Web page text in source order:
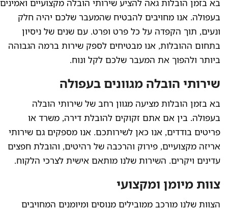
בא בזמן הובלות גאה להציע שירותי הובלה מקצועיים ואמינים
בעפולה. אנו מחויבים להבטיח שהמעבר שלכם יהיה חלק
ונעים, תוך הקפדה על כל פרט ופרט. עם שנים של ניסיון
בתחום ההובלות, אנו מבטיחים לספק שירות ברמה הגבוהה
ביותר ולהפוך את המעבר שלכם לקל ונוח.
שירותי הובלה מגוונים בעפולה
בא בזמן הובלות מציעה מגוון רחב של שירותי הובלה
בעפולה. בין אם אתם זקוקים להובלת דירה, משרד או
פריטים בודדים, אנו כאן לשירותכם. אנו מספקים גם שירותי
אריזה מקצועיים, פירוק והרכבה של רהיטים, והובלת חפצים
עדינים ויקרים. השירות שלנו מותאם אישית לצרכי הלקוח.
צוות מיומן ומקצועי
הצוות שלנו מורכב ממובילים מנוסים ומיומנים המחויבים